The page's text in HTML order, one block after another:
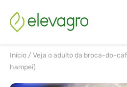
Início /Veja o adulto da broca-do-
hampei)